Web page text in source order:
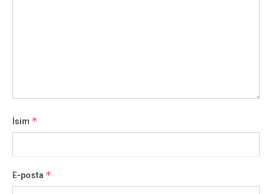
İsim *
E-posta *